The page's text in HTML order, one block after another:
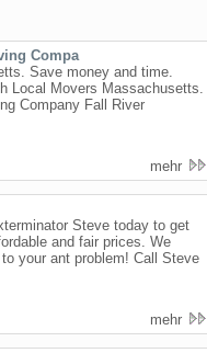
Compa
Save money and time.
Local Movers Massachusetts.
Company Fall River
mehr
Steve today to get
and fair prices. We
your ant problem! Call Steve
mehr